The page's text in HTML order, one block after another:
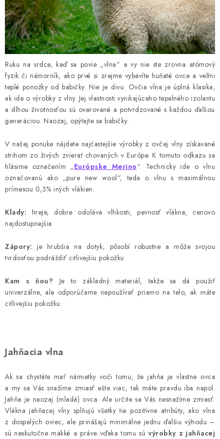
Ruku na srdce, keď sa povie „vlna“ a vy nie ste zrovna atómový
fyzik či námorník, ako prvé si zrejme vybavíte huňaté ovce a veľmi
teplé ponožky od babičky. Nie je divu. Ovčia vlna je úplná klasika,
ak ide o výrobky z vlny. Jej vlastnosti vynikajúceho tepelného izolantu
a dlhou životnosťou sú overované a potvrdzované s každou ďalšou
generáciou. Naozaj, opýtajte sa babičky.
V našej ponuke nájdete najčastejšie výrobky z ovčej vlny získavané
strihom zo živých zvierat chovaných v Európe. K tomuto odkazu sa
hlásime označením „Európske Merino“. Technicky ide o vlnu
označovanú ako „pure new wool“, teda o vlnu s maximálnou
prímesou 0,3% iných vlákien.
Klady: hreje, dobre odoláva vlhkosti, pevnosť vlákna, cenovo
najdostupnejšia
Zápory: je hrubšia na dotyk, pôsobí robustne a môže svojou
tvrdosťou podráždiť citlivejšiu pokožku
Kam s ňou? Je to základný materiál, takže sa dá použiť
univerzálne, ale odporúčame nepoužívať priamo na telo, ak máte
citlivejšiu pokožku.
Jahňacia vlna
Ak sa chystáte mať námietky voči tomu, že jahňa je vlastne ovca
a my sa Vás snažíme zmiasť ešte viac, tak máte pravdu iba napol.
Jahňa je naozaj (mladá) ovca. Ale určite sa Vás nesnažíme zmiasť.
Vlákna jahňacej vlny splňujú všetky tie pozitívne atribúty, ako vlna
z dospelých oviec, ale prinášajú minimálne jednu ďalšiu výhodu –
sú neskutočne mäkké a práve vďaka tomu sú výrobky z jahňacej